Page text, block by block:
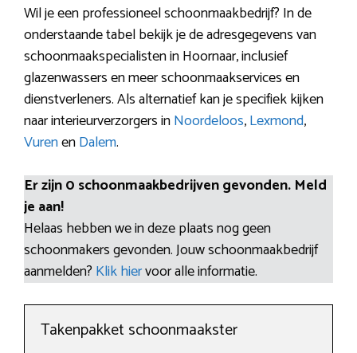
Wil je een professioneel schoonmaakbedrijf? In de
onderstaande tabel bekijk je de adresgegevens van
schoonmaakspecialisten in Hoornaar, inclusief
glazenwassers en meer schoonmaakservices en
dienstverleners. Als alternatief kan je specifiek kijken
naar interieurverzorgers inNoordeloos,Lexmond,
VurenenDalem.
Er zijn 0 schoonmaakbedrijven gevonden. Meld
je aan!
Helaas hebben we in deze plaats nog geen
schoonmakers gevonden. Jouw schoonmaakbedrijf
aanmelden? Klik hiervoor alle informatie.
Takenpakket schoonmaakster